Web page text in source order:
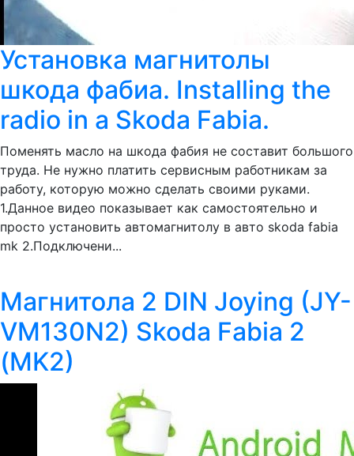
Установка магнитолы
шкода фабиа. Installing the
radio in a Skoda Fabia.
Поменять масло на шкода фабия не составит большого
труда. Не нужно платить сервисным работникам за
работу, которую можно сделать своими руками.
1.Данное видео показывает как самостоятельно и
просто установить автомагнитолу в авто skoda fabia
mk 2.Подключени...
Магнитола 2 DIN Joying (JY-
VM130N2) Skoda Fabia 2
(MK2)